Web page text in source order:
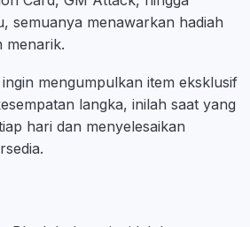
semuanya menawarkan hadiah
menarik.
mengumpulkan item eksklusif
langka, inilah saat yang
hari dan menyelesaikan